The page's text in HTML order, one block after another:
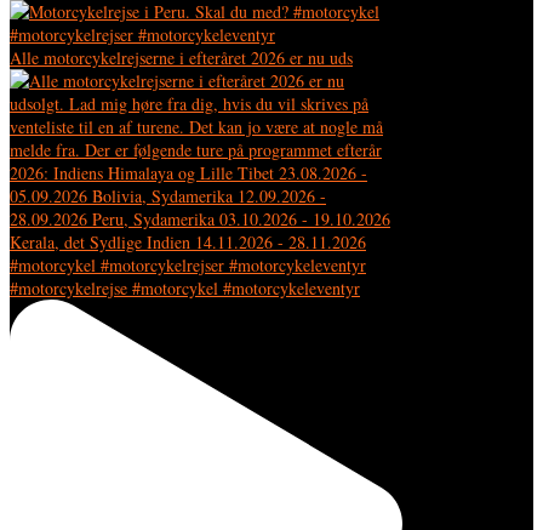
Alle motorcykelrejserne i efteråret 2026 er nu uds
#motorcykelrejse #motorcykel #motorcykeleventyr